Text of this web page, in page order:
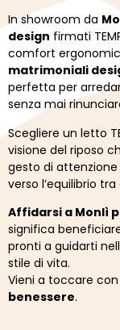
In showroom da
design firmati
comfort
matrimoniali
perfetta per
senza mai
Scegliere un letto
visione del riposo
gesto di attenzione
verso l’equilibrio
Affidarsi a Monlì
significa
pronti a guidarti
stile di vita.
Vieni a toccare
benessere.